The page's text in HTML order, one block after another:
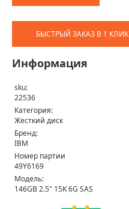
БЫСТРЫЙ ЗАКАЗ В 1 КЛИК
Информация
sku:
22536
Категория:
Жесткий диск
Бренд:
IBM
Номер партии
49Y6169
Модель:
146GB 2.5" 15K 6G SAS